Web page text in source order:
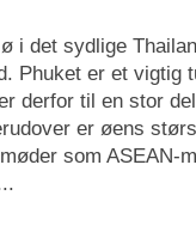
i det sydlige
Phuket er et vigtig
derfor til en stor
er øens
som ASEAN-